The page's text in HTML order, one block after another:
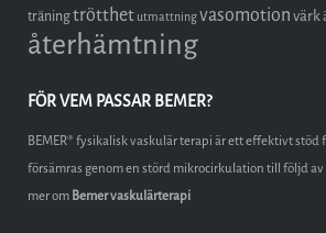
träningtrötthet utmattningvasomotionvärk
återhämtning
FÖR VEM PASSAR BEMER?
BEMER® fysikalisk vaskulär terapi är ett effektivt stöd
försämras genom en störd mikrocirkulation till följd
mer omBemer vaskulärterapi